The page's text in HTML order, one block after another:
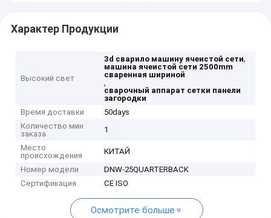
Характер Продукции
Высокий свет
3d сварило машину ячеистой сети,
машина ячеистой сети 2500mm
сваренная шириной
,
сварочный аппарат сетки панели
загородки
Время доставки
50days
Количество мин
заказа
1
Место
происхождения
КИТАЙ
Номер модели
DNW-25QUARTERBACK
Сертификация
CE ISO
Осмотрите больше